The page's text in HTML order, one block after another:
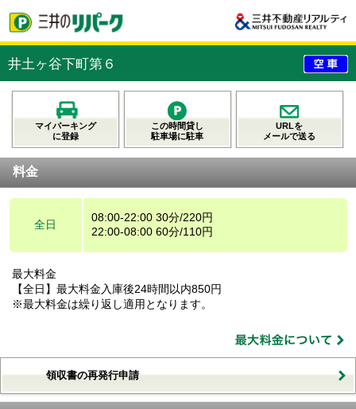
井土ヶ谷下町第６
マイパーキング
に登録
この時間貸し
駐車場に駐車
URLを
メールで送る
料金
全日
08:00-22:00 30分/220円
22:00-08:00 60分/110円
最大料金
【全日】最大料金入庫後24時間以内850円
※最大料金は繰り返し適用となります。
領収書の再発行申請